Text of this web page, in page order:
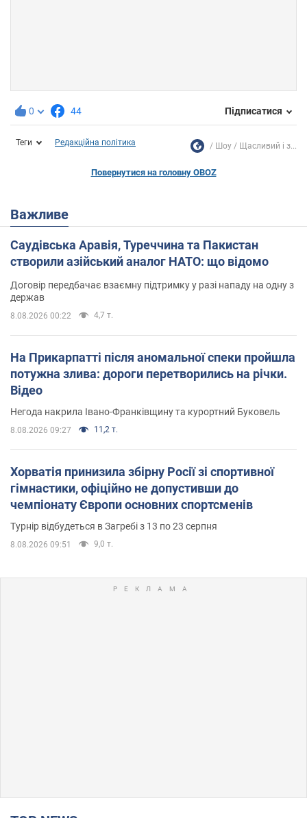
0 44 Підписатися
Теги Редакційна політика Шоу Щасливий і з...
Повернутися на головну OBOZ
Важливе
Саудівська Аравія, Туреччина та Пакистан
створили азійський аналог НАТО: що відомо
Договір передбачає взаємну підтримку у разі нападу на одну з
держав
8.08.2026 00:22 4,7 т.
На Прикарпатті після аномальної спеки пройшла
потужна злива: дороги перетворились на річки.
Відео
Негода накрила Івано-Франківщину та курортний Буковель
8.08.2026 09:27 11,2 т.
Хорватія принизила збірну Росії зі спортивної
гімнастики, офіційно не допустивши до
чемпіонату Європи основних спортсменів
Турнір відбудеться в Загребі з 13 по 23 серпня
8.08.2026 09:51 9,0 т.